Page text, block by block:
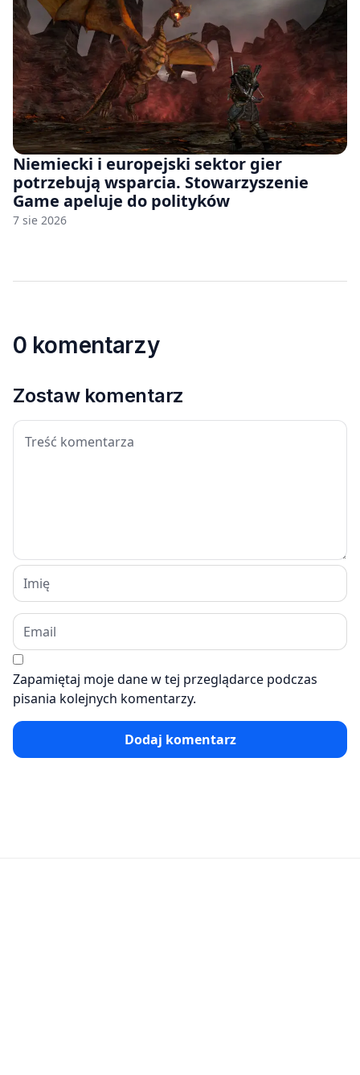
Niemiecki i europejski sektor gier
potrzebują wsparcia. Stowarzyszenie
Game apeluje do polityków
7 sie 2026
0 komentarzy
Zostaw komentarz
Zapamiętaj moje dane w tej przeglądarce podczas
pisania kolejnych komentarzy.
Dodaj komentarz